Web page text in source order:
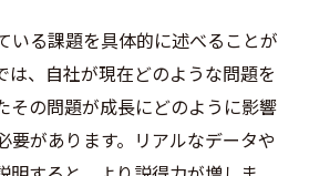
いる課題を具体的に述べることが
は、自社が現在どのような問題を
その問題が成長にどのように影響
要があります。リアルなデータや